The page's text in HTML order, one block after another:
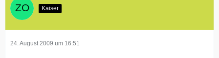
Kaiser
24. August 2009 um 16:51